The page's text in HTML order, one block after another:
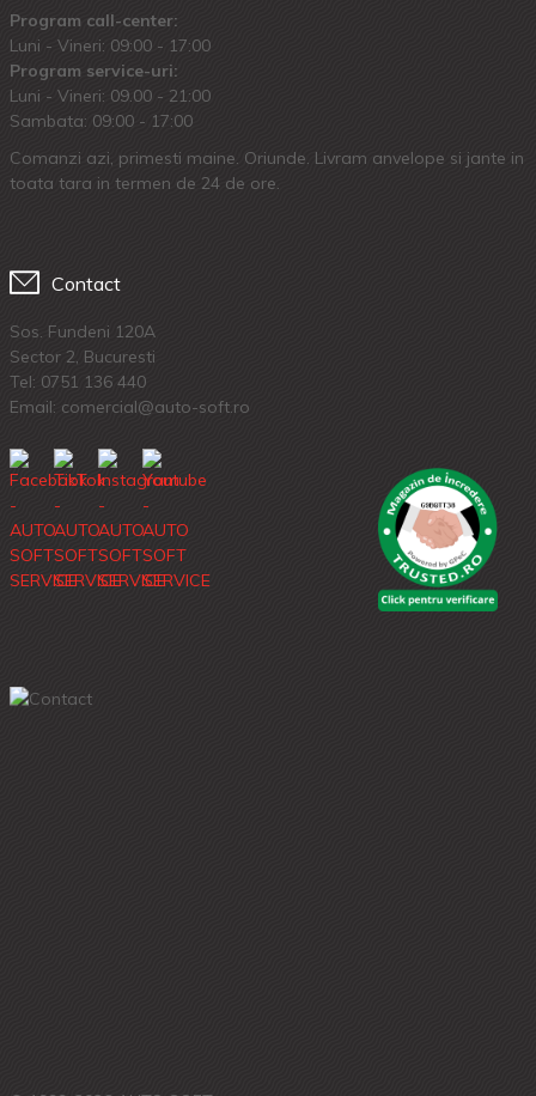
Program call-center:
Luni - Vineri: 09:00 - 17:00
Program service-uri:
Luni - Vineri: 09.00 - 21:00
Sambata: 09:00 - 17:00
Comanzi azi, primesti maine. Oriunde. Livram anvelope si jante in
toata tara in termen de 24 de ore.
Contact
Sos. Fundeni 120A
Sector 2, Bucuresti
Tel: 0751 136 440
Email: comercial@auto-soft.ro